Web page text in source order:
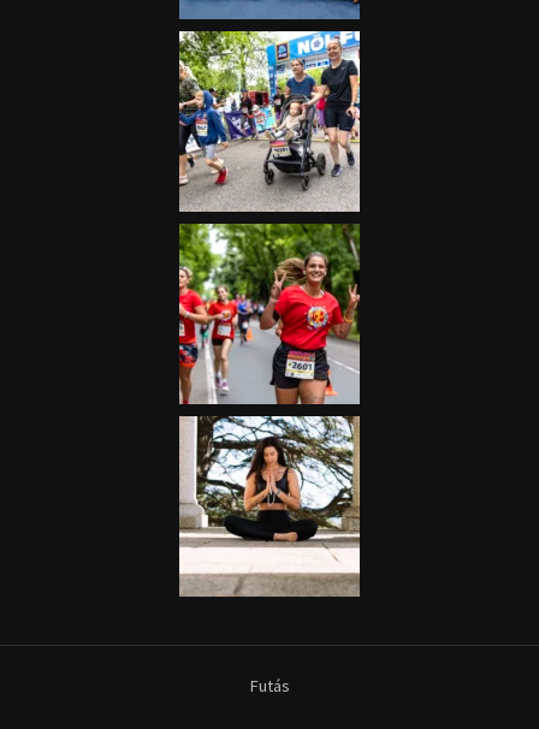
Futás